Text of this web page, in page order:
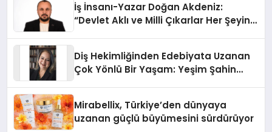
İş İnsanı-Yazar Doğan Akdeniz:
“Devlet Aklı ve Milli Çıkarlar Her Şeyin
Diş Hekimliğinden Edebiyata Uzanan
Çok Yönlü Bir Yaşam: Yeşim Şahin
Mirabellix, Türkiye’den dünyaya
uzanan güçlü büyümesini sürdürüyor